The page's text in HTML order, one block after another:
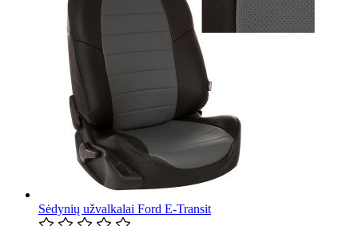
Sėdynių užvalkalai Ford E-Transit